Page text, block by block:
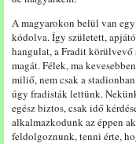
A magyarokon belül van
kódolva. Így született,
hangulat, a Fradit körülvevő
magát. Félek, ma
miliő, nem csak a
úgy fradisták lettünk.
egész biztos, csak idő
alkalmazkodunk az éppen
feldolgoznunk, tenni érte,